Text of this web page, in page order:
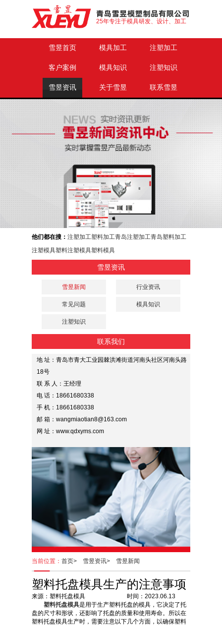
25年专注于模具研发、设计、加工
雪昱首页 模具加工 注塑加工
客户案例 模具知识 注塑知识
雪昱资讯 关于雪昱 联系雪昱
他们都在搜： 注塑加工塑料加工青岛注塑加工青岛塑料加工
注塑模具塑料注塑模具塑料模具
雪昱资讯
雪昱新闻 行业资讯
常见问题 模具知识
注塑知识
联系我们
地 址：青岛市青大工业园棘洪滩街道河南头社区河南头路
18号
联 系 人：王经理
电 话：18661680338
手 机：18661680338
邮 箱：wangmiaotian8@163.com
网 址：www.qdxyms.com
当前位置： 首页> 雪昱资讯> 雪昱新闻
塑料托盘模具生产的注意事项
来源：塑料托盘模具 时间：2023.06.13
塑料托盘模具是用于生产塑料托盘的模具，它决定了托
盘的尺寸和形状，还影响了托盘的质量和使用寿命。所以在
塑料托盘模具生产时，需要注意以下几个方面，以确保塑料